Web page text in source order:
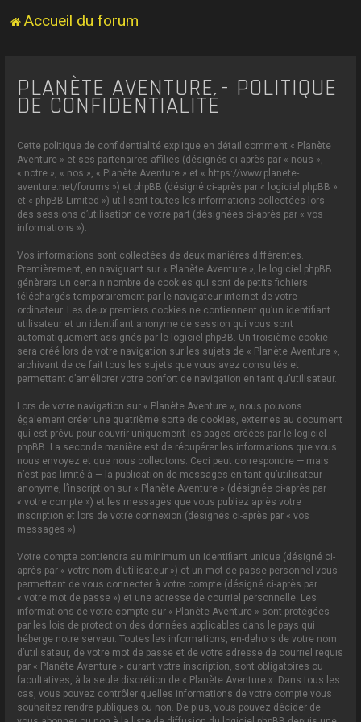
Accueil du forum
PLANÈTE AVENTURE - POLITIQUE
DE CONFIDENTIALITÉ
Cette politique de confidentialité explique en détail comment « Planète
Aventure » et ses partenaires affiliés (désignés ci-après par « nous »,
« notre », « nos », « Planète Aventure » et « https://www.planete-
aventure.net/forums ») et phpBB (désigné ci-après par « logiciel phpBB »
et « phpBB Limited ») utilisent toutes les informations collectées lors
des sessions d’utilisation de votre part (désignées ci-après par « vos
informations »).
Vos informations sont collectées de deux manières différentes.
Premièrement, en naviguant sur « Planète Aventure », le logiciel phpBB
génèrera un certain nombre de cookies qui sont de petits fichiers
téléchargés temporairement par le navigateur internet de votre
ordinateur. Les deux premiers cookies ne contiennent qu’un identifiant
utilisateur et un identifiant anonyme de session qui vous sont
automatiquement assignés par le logiciel phpBB. Un troisième cookie
sera créé lors de votre navigation sur les sujets de « Planète Aventure »,
archivant de ce fait tous les sujets que vous avez consultés et
permettant d’améliorer votre confort de navigation en tant qu’utilisateur.
Lors de votre navigation sur « Planète Aventure », nous pouvons
également créer une quatrième sorte de cookies, externes au document
qui est prévu pour couvrir uniquement les pages créées par le logiciel
phpBB. La seconde manière est de récupérer les informations que vous
nous envoyez et que nous collectons. Ceci peut correspondre — mais
n’est pas limité à — la publication de messages en tant qu’utilisateur
anonyme, l’inscription sur « Planète Aventure » (désignée ci-après par
« votre compte ») et les messages que vous publiez après votre
inscription et lors de votre connexion (désignés ci-après par « vos
messages »).
Votre compte contiendra au minimum un identifiant unique (désigné ci-
après par « votre nom d’utilisateur ») et un mot de passe personnel vous
permettant de vous connecter à votre compte (désigné ci-après par
« votre mot de passe ») et une adresse de courriel personnelle. Les
informations de votre compte sur « Planète Aventure » sont protégées
par les lois de protection des données applicables dans le pays qui
héberge notre serveur. Toutes les informations, en-dehors de votre nom
d’utilisateur, de votre mot de passe et de votre adresse de courriel requis
par « Planète Aventure » durant votre inscription, sont obligatoires ou
facultatives, à la seule discrétion de « Planète Aventure ». Dans tous les
cas, vous pouvez contrôler quelles informations de votre compte vous
souhaitez rendre publiques ou non. De plus, vous pouvez décider de